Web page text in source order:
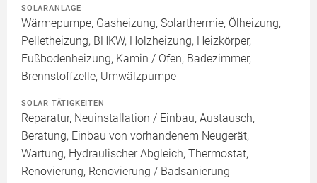
SOLARANLAGE
Wärmepumpe, Gasheizung, Solarthermie, Ölheizung,
Pelletheizung, BHKW, Holzheizung, Heizkörper,
Fußbodenheizung, Kamin / Ofen, Badezimmer,
Brennstoffzelle, Umwälzpumpe
SOLAR TÄTIGKEITEN
Reparatur, Neuinstallation / Einbau, Austausch,
Beratung, Einbau von vorhandenem Neugerät,
Wartung, Hydraulischer Abgleich, Thermostat,
Renovierung, Renovierung / Badsanierung